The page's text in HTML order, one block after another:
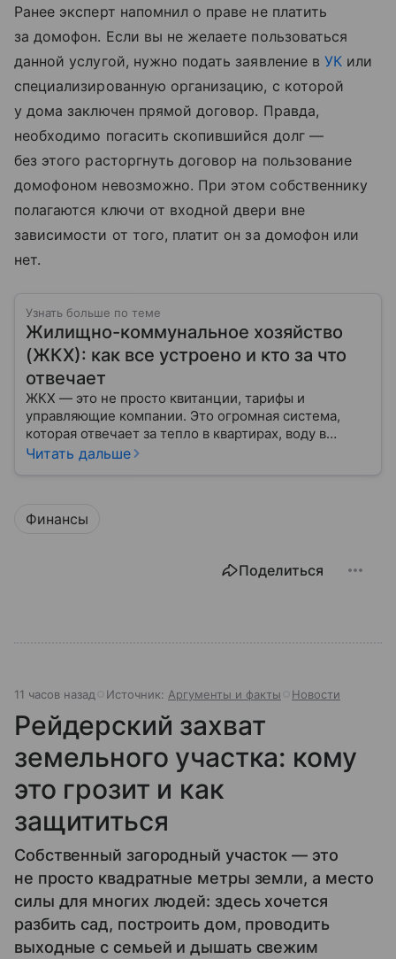
Ранее эксперт напомнил о праве не платить
за домофон. Если вы не желаете пользоваться
данной услугой, нужно подать заявление в УК или
специализированную организацию, с которой
у дома заключен прямой договор. Правда,
необходимо погасить скопившийся долг —
без этого расторгнуть договор на пользование
домофоном невозможно. При этом собственнику
полагаются ключи от входной двери вне
зависимости от того, платит он за домофон или
нет.
Узнать больше по теме
Жилищно-коммунальное хозяйство
(ЖКХ): как все устроено и кто за что
отвечает
ЖКХ — это не просто квитанции, тарифы и
управляющие компании. Это огромная система,
которая отвечает за тепло в квартирах, воду в
кране, освещение улиц и чистоту во дворах.
Читать дальше
Финансы
Поделиться
11 часов назад Источник: Аргументы и факты Новости
Рейдерский захват
земельного участка: кому
это грозит и как
защититься
Собственный загородный участок — это
не просто квадратные метры земли, а место
силы для многих людей: здесь хочется
разбить сад, построить дом, проводить
выходные с семьей и дышать свежим